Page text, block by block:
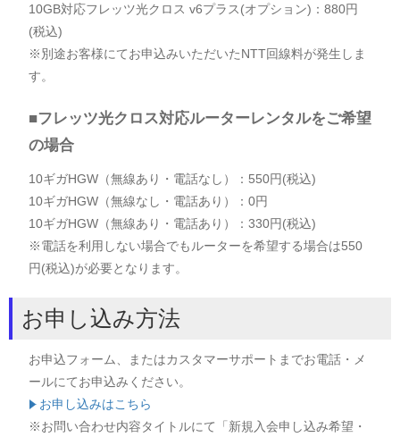
10GB対応フレッツ光クロス v6プラス(オプション)：880円
(税込)
※別途お客様にてお申込みいただいたNTT回線料が発生しま
す。
■フレッツ光クロス対応ルーターレンタルをご希望
の場合
10ギガHGW（無線あり・電話なし）：550円(税込)
10ギガHGW（無線なし・電話あり）：0円
10ギガHGW（無線あり・電話あり）：330円(税込)
※電話を利用しない場合でもルーターを希望する場合は550
円(税込)が必要となります。
お申し込み方法
お申込フォーム、またはカスタマーサポートまでお電話・メ
ールにてお申込みください。
お申し込みはこちら
※お問い合わせ内容タイトルにて「新規入会申し込み希望・